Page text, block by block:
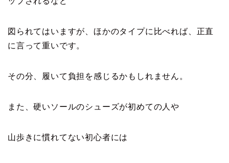
図られてはいますが、ほかのタイプに比べれば、正直
に言って重いです。
その分、履いて負担を感じるかもしれません。
また、硬いソールのシューズが初めての人や
山歩きに慣れてない初心者には